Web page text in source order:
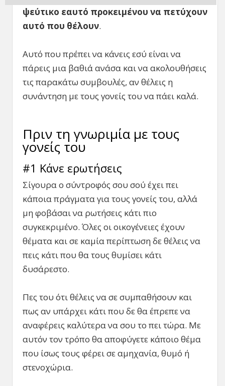
ψεύτικο εαυτό προκειμένου να πετύχουν
αυτό που θέλουν.
Αυτό που πρέπει να κάνεις εσύ είναι να
πάρεις μια βαθιά ανάσα και να ακολουθήσεις
τις παρακάτω συμβουλές, αν θέλεις η
συνάντηση με τους γονείς του να πάει καλά.
Πριν τη γνωριμία με τους
γονείς του
#1 Κάνε ερωτήσεις
Σίγουρα ο σύντροφός σου σού έχει πει
κάποια πράγματα για τους γονείς του, αλλά
μη φοβάσαι να ρωτήσεις κάτι πιο
συγκεκριμένο. Όλες οι οικογένειες έχουν
θέματα και σε καμία περίπτωση δε θέλεις να
πεις κάτι που θα τους θυμίσει κάτι
δυσάρεστο.
Πες του ότι θέλεις να σε συμπαθήσουν και
πως αν υπάρχει κάτι που δε θα έπρεπε να
αναφέρεις καλύτερα να σου το πει τώρα. Με
αυτόν τον τρόπο θα αποφύγετε κάποιο θέμα
που ίσως τους φέρει σε αμηχανία, θυμό ή
στενοχώρια.